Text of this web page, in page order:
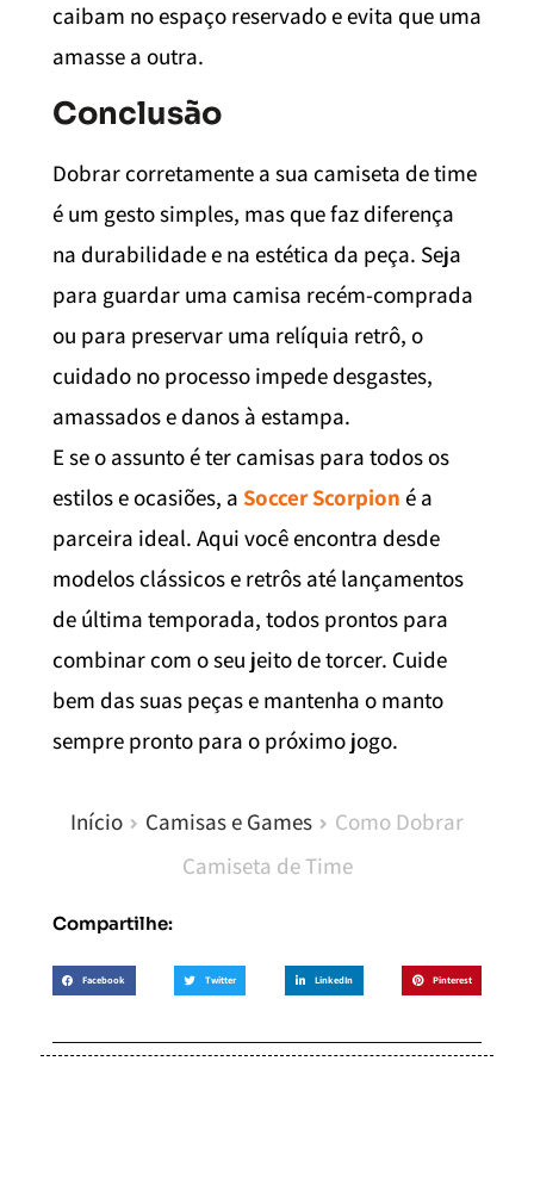
caibam no espaço reservado e evita que uma
amasse a outra.
Conclusão
Dobrar corretamente a sua camiseta de time
é um gesto simples, mas que faz diferença
na durabilidade e na estética da peça. Seja
para guardar uma camisa recém-comprada
ou para preservar uma relíquia retrô, o
cuidado no processo impede desgastes,
amassados e danos à estampa.
E se o assunto é ter camisas para todos os
estilos e ocasiões, a Soccer Scorpion é a
parceira ideal. Aqui você encontra desde
modelos clássicos e retrôs até lançamentos
de última temporada, todos prontos para
combinar com o seu jeito de torcer. Cuide
bem das suas peças e mantenha o manto
sempre pronto para o próximo jogo.
Início Camisas e Games
Como Dobrar
Camiseta de Time
Compartilhe:
Facebook Twitter LinkedIn Pinterest